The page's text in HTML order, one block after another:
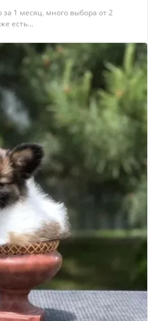
1 месяц. много выбора от 2
есть...